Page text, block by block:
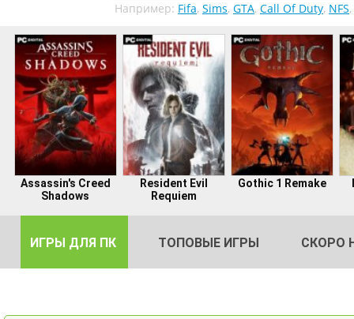
Например: Fifa, Sims, GTA, Call Of Duty, NFS,
Assassin's Creed
Shadows
Resident Evil
Requiem
Gothic 1 Remake
ИГРЫ ДЛЯ ПК ТОПОВЫЕ ИГРЫ СКОРО